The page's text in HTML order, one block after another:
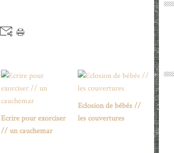
Ecrire pour exorciser
// un cauchemar
Eclosion de bébés //
les couvertures